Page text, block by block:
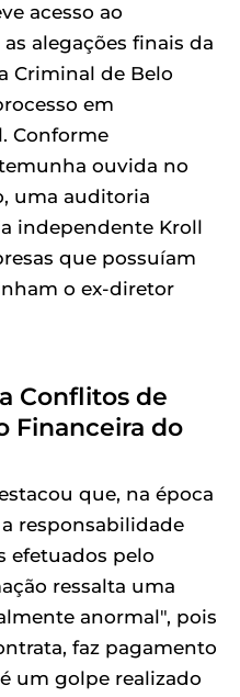
acesso ao
alegações finais da
Criminal de Belo
em
Conforme
ouvida no
uma auditoria
independente Kroll
que possuíam
o ex-diretor
Conflitos de
Financeira do
que, na época
responsabilidade
efetuados pelo
ressalta uma
anormal", pois
faz pagamento
um golpe realizado